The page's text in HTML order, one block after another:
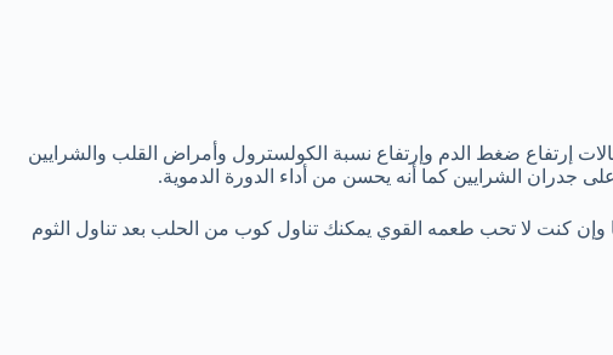
إرتفاع ضغط الدم وإرتفاع نسبة الكولسترول وأمراض القلب والشرايين
جدران الشرايين كما أنه يحسن من أداء الدورة الدموية.
وإن كنت لا تحب طعمه القوي يمكنك تناول كوب من الحلب بعد تناول الثوم